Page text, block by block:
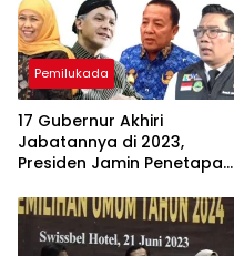
Pemilukada
17 Gubernur Akhiri
Jabatannya di 2023,
Presiden Jamin Penetapan
Secara Transparan